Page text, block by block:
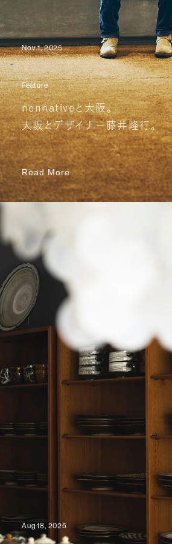
Nov 1, 2025
Feature
nonnativeと大阪。
大阪とデザイナー藤井隆行。
Read More
Read More
Aug 18, 2025